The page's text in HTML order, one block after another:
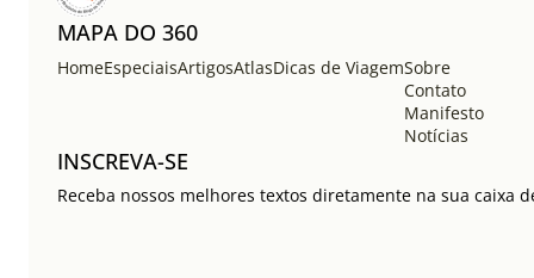
MAPA DO 360
HomeEspeciaisArtigosAtlasDicas de ViagemSobre
Contato
Manifesto
Notícias
INSCREVA-SE
Receba nossos melhores textos diretamente na sua caixa